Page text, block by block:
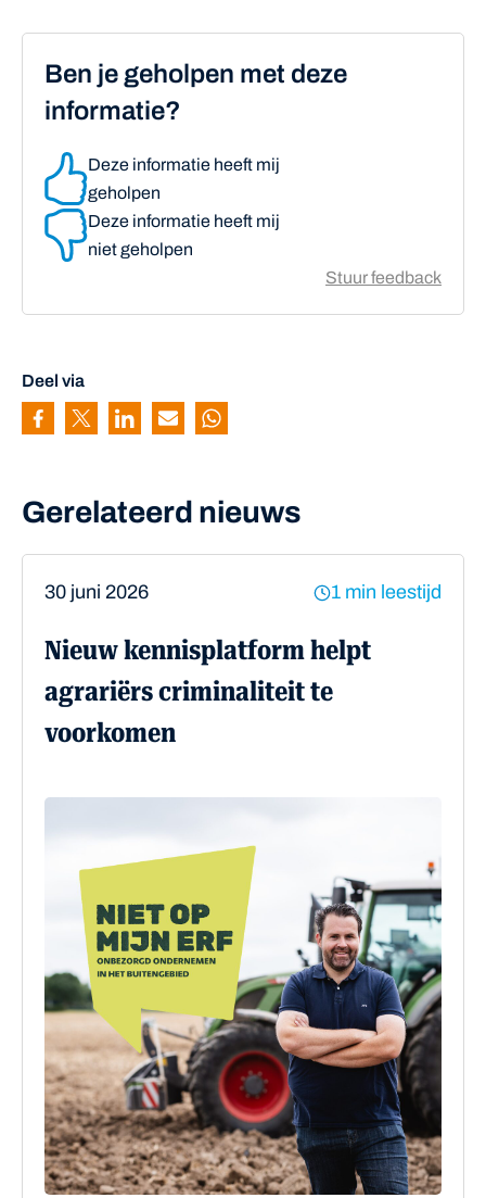
Ben je geholpen met deze
informatie?
Deze informatie heeft mij
geholpen
Deze informatie heeft mij
niet geholpen
Stuur feedback
Deel via
Pagina delen via Facebook
Pagina delen via Twitter
Pagina delen via Linkedin
Pagina delen via Mail
Pagina delen via Whatsapp
Gerelateerd nieuws
30 juni 2026 1 min leestijd
Nieuw kennisplatform helpt
agrariërs criminaliteit te
voorkomen